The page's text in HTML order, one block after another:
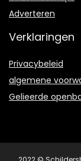
Adverteren
Verklaringen
Privacybeleid
algemene
Gelieerde